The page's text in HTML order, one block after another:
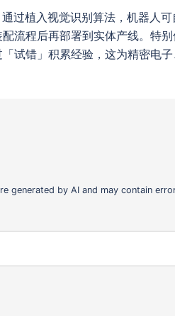
过植入视觉识别算法，机器人
流程后再部署到实体产线。特
试错」积累经验，这为精密电
generated by AI and may contain